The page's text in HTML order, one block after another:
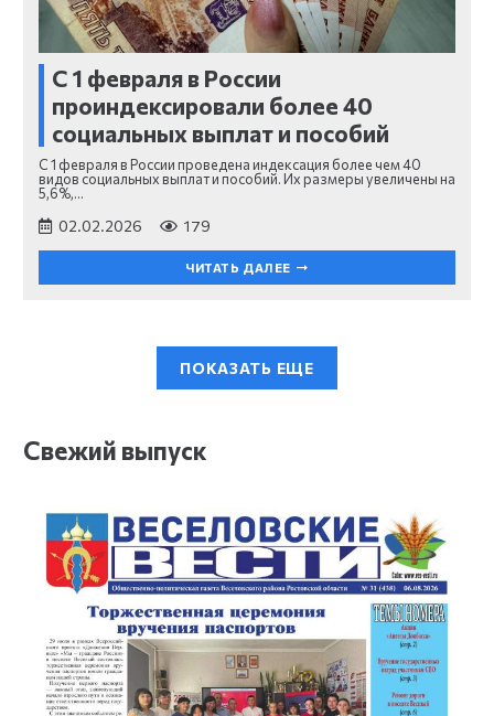
С 1 февраля в России
проиндексировали более 40
социальных выплат и пособий
С 1 февраля в России проведена индексация более чем 40
видов социальных выплат и пособий. Их размеры увеличены на
5,6%,…
02.02.2026 179
ЧИТАТЬ ДАЛЕЕ
ПОКАЗАТЬ ЕЩЕ
Свежий выпуск